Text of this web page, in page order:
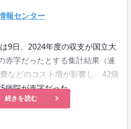
報センター
9日、2024年度の収支が国立大
赤字だったとする集計結果（速
などのコスト増が影響し、42病
院が赤字だった。
続きを読む